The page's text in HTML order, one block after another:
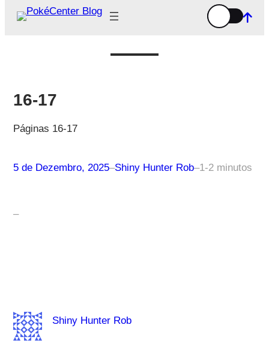
16-17
Páginas 16-17
5 de Dezembro, 2025–Shiny Hunter Rob–1-2 minutos
–
Shiny Hunter Rob